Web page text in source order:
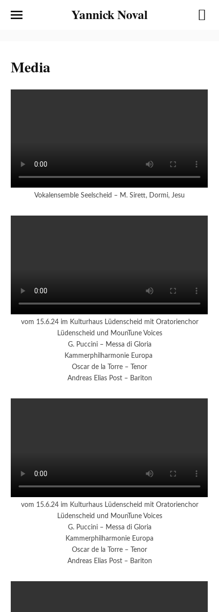
Yannick Noval
Media
Vokalensemble Seelscheid – M. Sirett, Dormi, Jesu
vom 15.6.24 im Kulturhaus Lüdenscheid mit Oratorienchor
Lüdenscheid und MounTune Voices
G. Puccini – Messa di Gloria
Kammerphilharmonie Europa
Oscar de la Torre – Tenor
Andreas Elias Post – Bariton
vom 15.6.24 im Kulturhaus Lüdenscheid mit Oratorienchor
Lüdenscheid und MounTune Voices
G. Puccini – Messa di Gloria
Kammerphilharmonie Europa
Oscar de la Torre – Tenor
Andreas Elias Post – Bariton